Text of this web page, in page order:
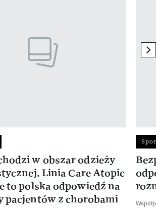
w obszar odzieży
Linia Care Atopic
to polska odpowiedź na
pacjentów z chorobami